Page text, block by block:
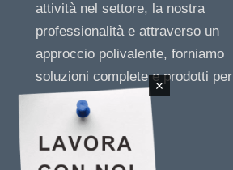
attività nel settore, la nostra
professionalità e attraverso un
approccio polivalente, forniamo
soluzioni complete e prodotti per
le imprese.